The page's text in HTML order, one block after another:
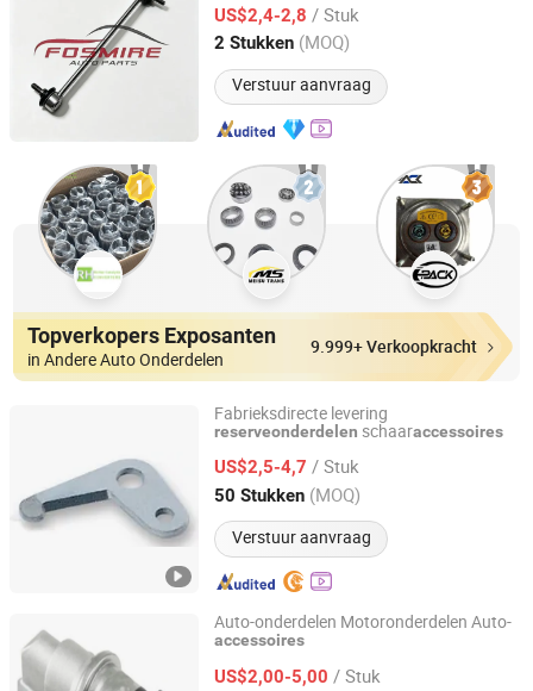
Hoogwaardige Auto
US$2,4-2,8 / Stuk
2 Stukken (MOQ)
Verstuur aanvraag
Chongqing, China Sinds 2025
Topverkopers Exposanten
in Andere Auto Onderdelen
9.999+ Verkoopkracht
Fabrieksdirecte levering
reserveonderdelen schaaraccessoires
US$2,5-4,7 / Stuk
50 Stukken (MOQ)
Verstuur aanvraag
Quanzhou Jingzhun Machine Co., Ltd.
Fujian, China Sinds 2021
Auto-onderdelen Motoronderdelen Auto-
accessoires
US$2,00-5,00 / Stuk
Ningbo Lance Imp&Exp Co., Ltd